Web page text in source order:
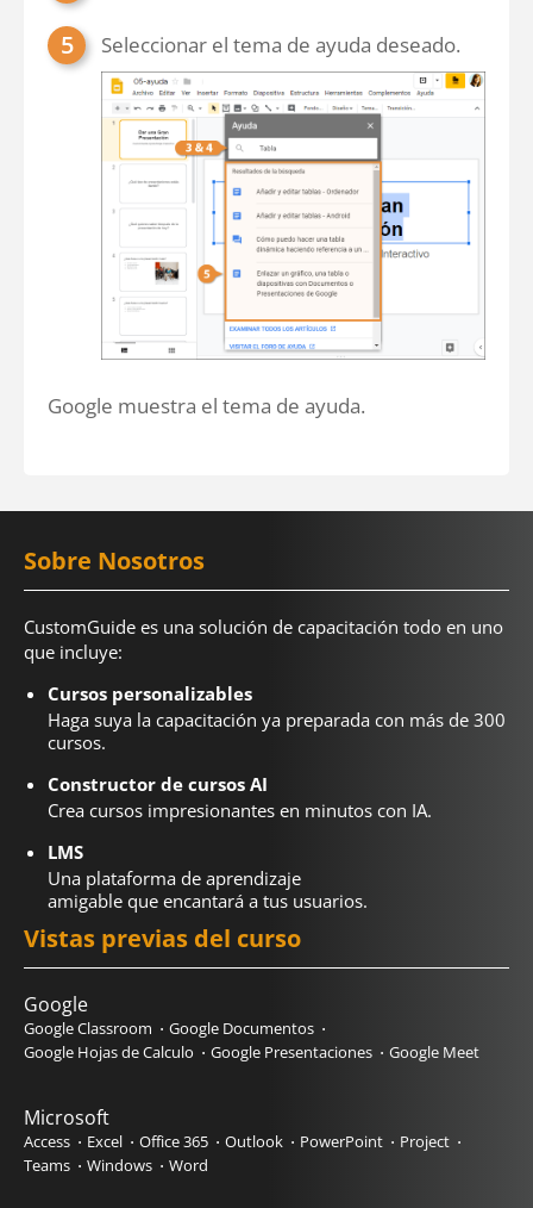
Seleccionar el tema de ayuda deseado.
Google muestra el tema de ayuda.
Sobre Nosotros
CustomGuide es una solución de capacitación todo en uno
que incluye:
Cursos personalizables
Haga suya la capacitación ya preparada con más de 300
cursos.
Constructor de cursos AI
Crea cursos impresionantes en minutos con IA.
LMS
Una plataforma de aprendizaje
amigable que encantará a tus usuarios.
Vistas previas del curso
Google
Google Classroom
Google Documentos
Google Hojas de Calculo
Google Presentaciones Google Meet
Microsoft
Access Excel Office 365 Outlook PowerPoint
Project
Teams
Windows Word